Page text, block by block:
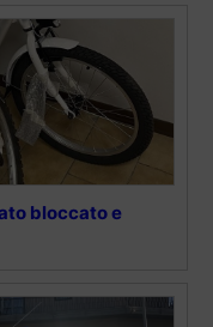
bloccato e